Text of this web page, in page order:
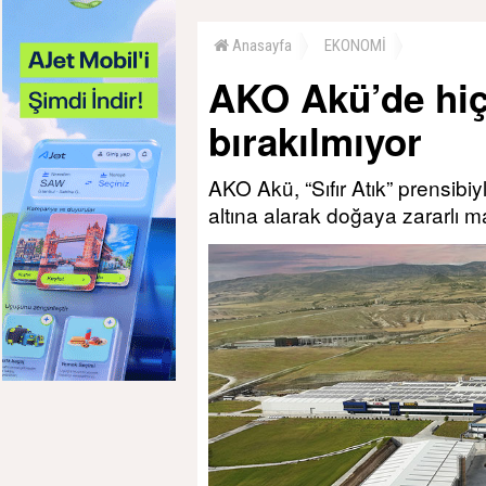
Anasayfa EKONOMİ
AKO Akü’de
bırakılmıyor
AKO Akü, “Sıfır Atık”
altına alarak doğaya zararlı